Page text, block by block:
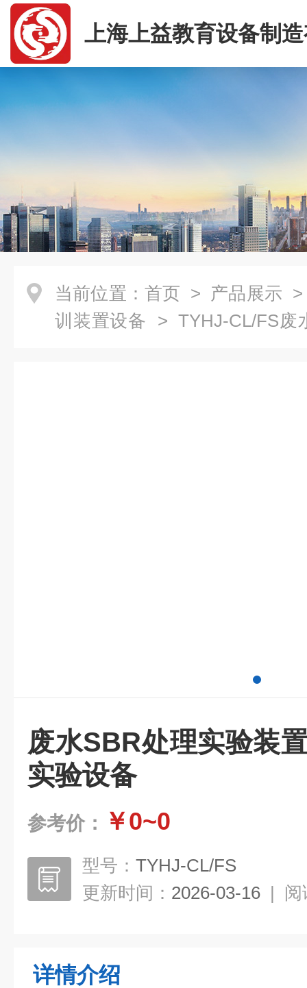
上海上益教育设备制
司
当前位置： 首页 > 产品展示
训装置设备 > TYHJ-CL/FS废
废水SBR处理实验装
实验设备
参考价： ￥0~0
型号： TYHJ-CL/FS
更新时间： 2026-03-16 | 阅
详情介绍